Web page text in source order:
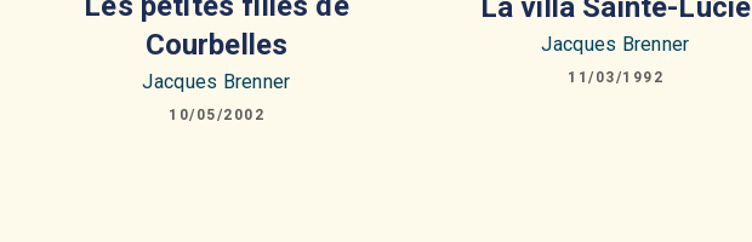
Courbelles
Jacques Brenner
10/05/2002
La villa Sainte-Lucie
Jacques Brenner
11/03/1992